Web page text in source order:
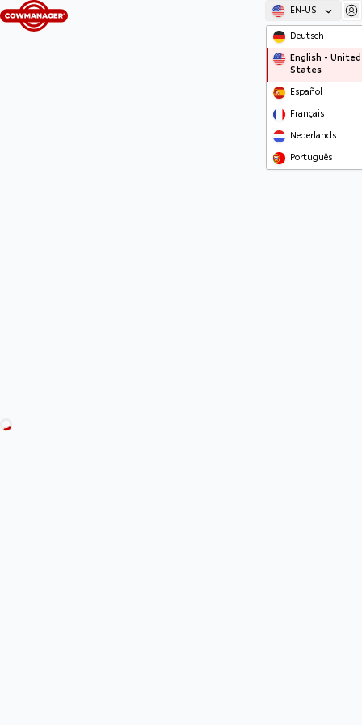
EN-US
Deutsch
English - United
States
Español
Français
Nederlands
Português